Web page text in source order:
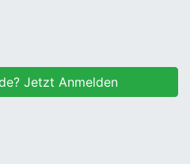
Jetzt Anmelden